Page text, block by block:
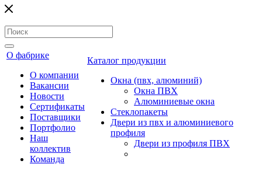
О фабрике
О компании
Вакансии
Новости
Сертификаты
Поставщики
Портфолио
Наш
коллектив
Команда
Каталог продукции
Окна (пвх, алюминий)
Окна ПВХ
Алюминиевые окна
Стеклопакеты
Двери из пвх и алюминиевого
профиля
Двери из профиля ПВХ